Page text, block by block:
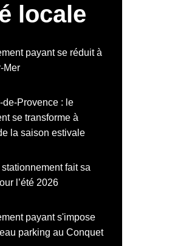
locale
payant se réduit à
Mer
de-Provence : le
se transforme à
la saison estivale
fait sa
l’été 2026
payant s'impose
parking au Conquet